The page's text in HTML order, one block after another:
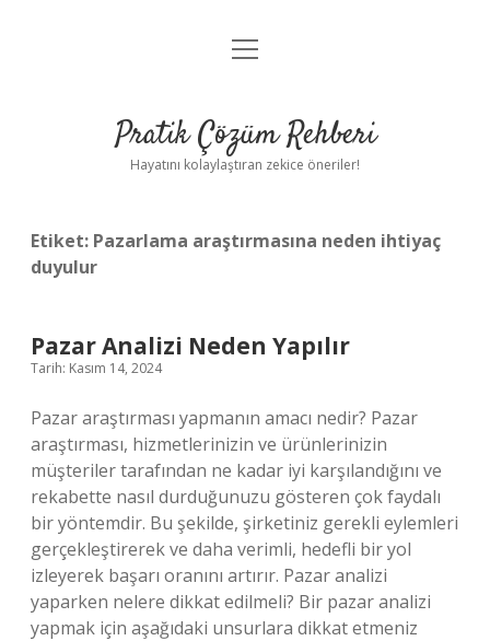
Anasayfa
Yasal Uyarı
menüyü
Pratik Çözüm Rehberi
Hayatını kolaylaştıran zekice öneriler!
Etiket: Pazarlama araştırmasına neden ihtiyaç
duyulur
Pazar Analizi Neden Yapılır
Tarih: Kasım 14, 2024
Pazar araştırması yapmanın amacı nedir? Pazar
araştırması, hizmetlerinizin ve ürünlerinizin
müşteriler tarafından ne kadar iyi karşılandığını ve
rekabette nasıl durduğunuzu gösteren çok faydalı
bir yöntemdir. Bu şekilde, şirketiniz gerekli eylemleri
gerçekleştirerek ve daha verimli, hedefli bir yol
izleyerek başarı oranını artırır. Pazar analizi
yaparken nelere dikkat edilmeli? Bir pazar analizi
yapmak için aşağıdaki unsurlara dikkat etmeniz